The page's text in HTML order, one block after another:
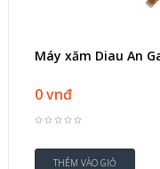
Máy xăm Diau An
0 vnđ